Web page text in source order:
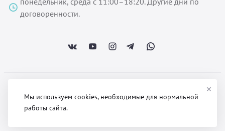
договоренности.
Политика обработки персональных данных
Мы используем cookies, необходимые для нормальной
работы сайта.